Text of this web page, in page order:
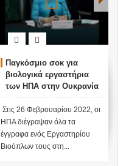
Παγκόσμιο σοκ για
βιολογικά εργαστήρια
των ΗΠΑ στην Ουκρανία
Στις 26 Φεβρουαρίου 2022, οι
ΗΠΑ διέγραψαν όλα τα
έγγραφα ενός Εργαστηρίου
Βιοόπλων τους στη...